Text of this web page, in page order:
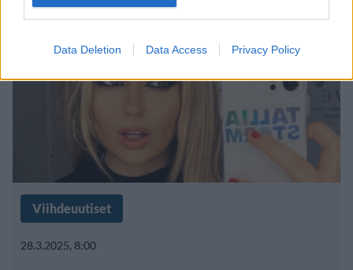
Data Deletion Data Access Privacy Policy
Viihdeuutiset
28.3.2025, 8:00